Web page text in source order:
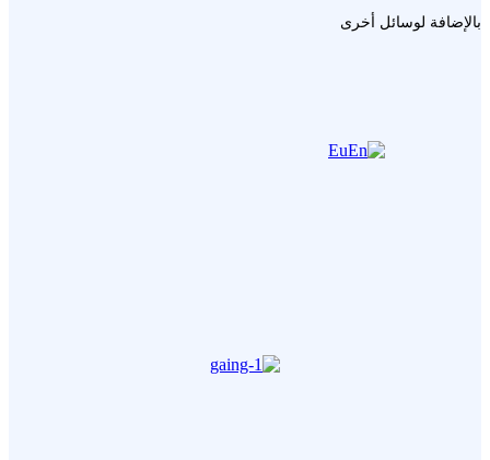
بالإضافة لوسائل أخرى